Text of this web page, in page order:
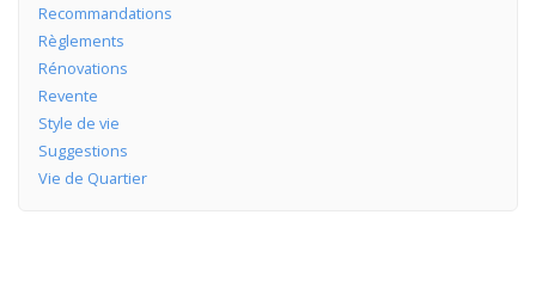
Recommandations
Règlements
Rénovations
Revente
Style de vie
Suggestions
Vie de Quartier